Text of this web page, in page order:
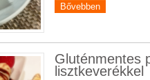
Bővebben
Gluténmentes
lisztkeverékkel